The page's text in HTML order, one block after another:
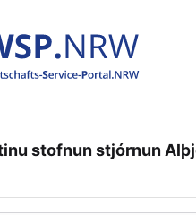
stofnun stjórnun